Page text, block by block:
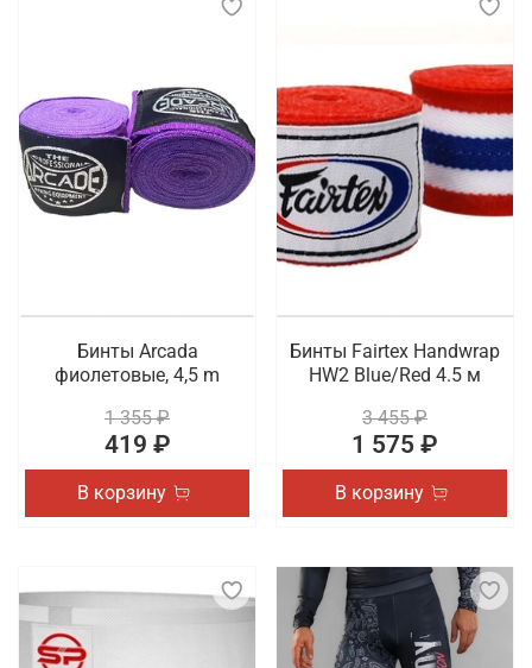
Бинты Arcada
фиолетовые, 4,5 m
1 355 ₽
419 ₽
В корзину
Бинты Fairtex Handwrap
HW2 Blue/Red 4.5 м
3 455 ₽
1 575 ₽
В корзину